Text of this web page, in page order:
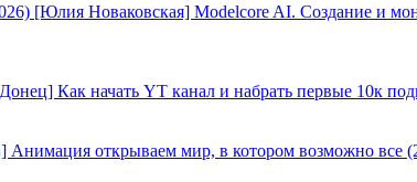
[Юлия Новаковская] Modelcore AI. Создание и
Как начать YT канал и набрать первые 10к
Анимация открываем мир, в котором возможно все